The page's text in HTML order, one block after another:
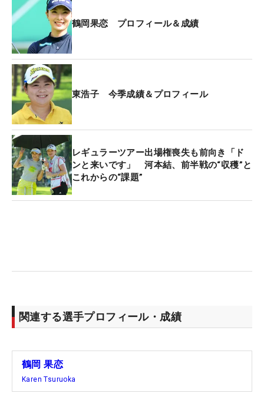
鶴岡果恋 プロフィール＆成績
東浩子 今季成績＆プロフィール
レギュラーツアー出場権喪失も前向き「ド
ンと来いです」 河本結、前半戦の“収穫”と
これからの“課題”
関連する選手プロフィール・成績
鶴岡 果恋
Karen Tsuruoka